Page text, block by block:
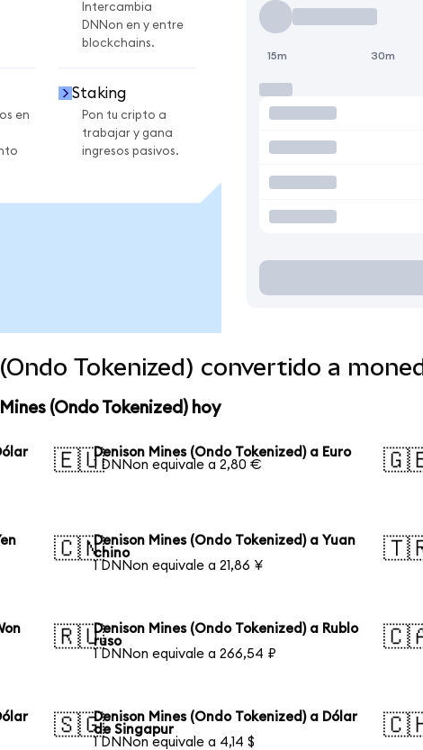
Intercambia
DNNon en y entre
blockchains.
en
Staking
Pon tu cripto a
trabajar y gana
ingresos pasivos.
15m 30m
Tokenized) convertido a
(Ondo Tokenized) hoy
🇪🇺Denison Mines (Ondo Tokenized) a Euro
1 DNNon equivale a 2,80 €
🇨🇳Denison Mines (Ondo Tokenized) a Yuan
chino
1 DNNon equivale a 21,86 ¥
🇷🇺Denison Mines (Ondo Tokenized) a Rublo
ruso
1 DNNon equivale a 266,54 ₽
🇸🇬Denison Mines (Ondo Tokenized) a Dólar
de Singapur
1 DNNon equivale a 4,14 $